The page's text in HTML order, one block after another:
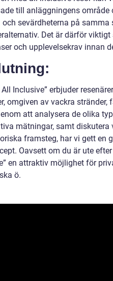
till anläggningens
och sevärdheterna på
Det är därför
och upplevelsekrav innan
All Inclusive” erbjuder
omgiven av vackra
att analysera de olika
mätningar, samt
framsteg, har vi gett en
Oavsett om du är ute
en attraktiv möjlighet för
ö.